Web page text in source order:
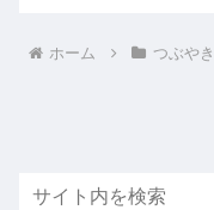
ホーム つぶやき